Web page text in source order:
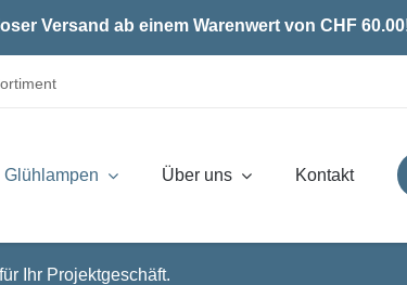
Versand ab einem Warenwert von CHF
Glühlampen Über uns Kontakt
Ihr Projektgeschäft.